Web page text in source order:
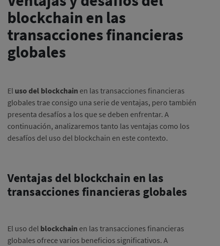
blockchain en las
transacciones financieras
globales
El uso del blockchain en las transacciones financieras
globales trae consigo una serie de ventajas, pero también
presenta desafíos a los que se deben enfrentar. A
continuación, analizaremos tanto las ventajas como los
desafíos del uso del blockchain en este contexto.
Ventajas del blockchain en las
transacciones financieras globales
El uso del blockchain en las transacciones financieras
globales ofrece varios beneficios significativos. A